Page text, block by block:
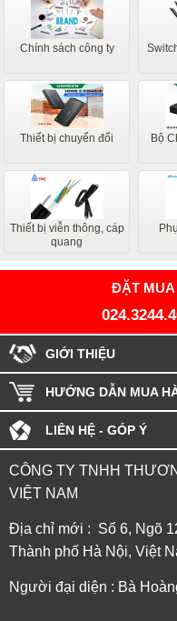
Chính sách công ty
Thiết bị chuyển đổi
Bộ
Thiết bị viễn thông, cáp
quang
ĐẶT MUA
GIỚI THIỆU
HƯỚNG DẪN MUA
LIÊN HỆ - GÓP Ý
CÔNG TY TNHH
VIỆT NAM
Địa chỉ mới : Số 6, Ngõ
Thành phố Hà Nội, Việt
Người đại diện : Bà